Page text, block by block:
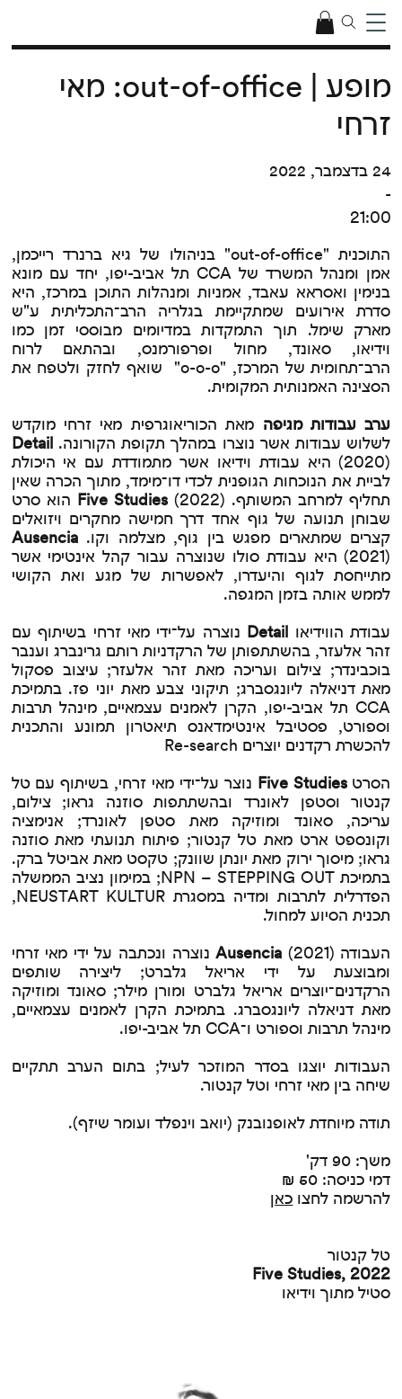
התוכנית "out-of-office" בניהולו של גיא ברנרד רייכמן,
אמן ומנהל המשרד של CCA תל אביב-יפו, יחד עם מונא
בנימין ואסראא עאבד, אמניות ומנהלות התוכן במרכז, היא
סדרת אירועים שמתקיימת בגלריה הרב־התכליתית ע"ש
מארק שימל. תוך התמקדות במדיומים מבוססי זמן כמו
וידיאו, סאונד, מחול ופרפורמנס, ובהתאם לרוח
הרב־תחומית של המרכז, "o-o-o" שואף לחזק ולטפח את
הסצינה האמנותית המקומית.
ערב עבודות מגיפה מאת הכוריאוגרפית מאי זרחי מוקדש
לשלוש עבודות אשר נוצרו במהלך תקופת הקורונה.Detail
(2020) היא עבודת וידיאו אשר מתמודדת עם אי היכולת
לביית את הנוכחות הגופנית לכדי דו־מימד, מתוך הכרה שאין
תחליף למרחב המשותף.
Five Studies (2022) הוא סרט
שבוחן תנועה של גוף אחד דרך חמישה מחקרים ויזואלים
קצרים שמתארים מפגש בין גוף, מצלמה וקו.Ausencia
(2021) היא עבודת סולו שנוצרה עבור קהל אינטימי אשר
מתייחסת לגוף והיעדרו, לאפשרות של מגע ואת הקושי
לממש אותה בזמן המגפה.
עבודת הווידיאו Detail נוצרה על־ידי מאי זרחי בשיתוף עם
זהר אלעזר, בהשתתפותן של הרקדניות רותם גרינברג וענבר
בוכבינדר; צילום ועריכה מאת זהר אלעזר; עיצוב פסקול
מאת דניאלה ליונגסברג; תיקוני צבע מאת יוני פז. בתמיכת
CCA תל אביב-יפו, הקרן לאמנים עצמאיים, מינהל תרבות
וספורט, פסטיבל אינטימדאנס תיאטרון תמונע והתכנית
להכשרת רקדנים יוצרים Re-search
הסרטFive Studies נוצר על־ידי מאי זרחי, בשיתוף עם טל
קנטור וסטפן לאונרד ובהשתתפות סוזנה גראו; צילום,
עריכה, סאונד ומוזיקה מאת סטפן לאונרד; אנימציה
וקונספט ארט מאת טל קנטור; פיתוח תנועתי מאת סוזנה
גראו; מיסוך ירוק מאת יונתן שוונק; טקסט מאת אביטל ברק.
בתמיכת NPN – STEPPING OUT; במימון נציב הממשלה
הפדרלית לתרבות ומדיה במסגרת NEUSTART KULTUR,
תכנית הסיוע למחול.
העבודה
Ausencia (2021)
נוצרה ונכתבה על ידי מאי זרחי
ומבוצעת על ידי אריאל גלברט; ליצירה שותפים
הרקדנים־יוצרים אריאל גלברט ומורן מילר; סאונד ומוזיקה
מאת דניאלה ליונגסברג. בתמיכת הקרן לאמנים עצמאיים,
מינהל תרבות וספורט ו־CCA תל אביב-יפו.
העבודות יוצגו בסדר המוזכר לעיל; בתום הערב תתקיים
שיחה בין מאי זרחי וטל קנטור.
תודה מיוחדת לאופנובנק (יואב וינפלד ועומר שיזף).
משך: 90 דק'
דמי כניסה: 50 ₪
להרשמה לחצו כאן
טל קנטור
Five Studies, 2022
סטיל מתוך וידיאו
מופע | out-of-office: מאי
זרחי
24 בדצמבר, 2022
-
21:00